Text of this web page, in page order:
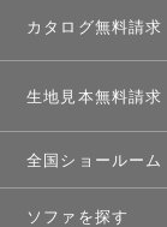
カタログ無料請求
生地見本無料請求
全国ショールーム
ソファを探す